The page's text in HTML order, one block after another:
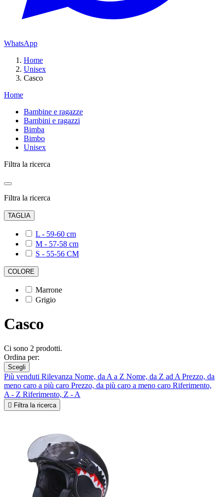
WhatsApp
Home
Unisex
Casco
Home
Bambine e ragazze
Bambini e ragazzi
Bimba
Bimbo
Unisex
Filtra la ricerca
Filtra la ricerca
TAGLIA
L - 59-60 cm
M - 57-58 cm
S - 55-56 CM
COLORE
Marrone
Grigio
Casco
Ci sono 2 prodotti.
Ordina per:
Scegli
Più venduti Rilevanza Nome, da A a Z Nome, da Z ad A Prezzo, da
meno caro a più caro Prezzo, da più caro a meno caro Riferimento,
A - Z Riferimento, Z - A
 Filtra la ricerca